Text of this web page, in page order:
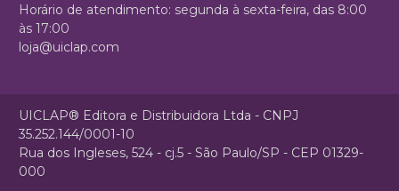
Horário de atendimento: segunda à sexta-feira, das 8:00
às 17:00
loja@uiclap.com
UICLAP® Editora e Distribuidora Ltda - CNPJ
35.252.144/0001-10
Rua dos Ingleses, 524 - cj.5 - São Paulo/SP - CEP 01329-
000